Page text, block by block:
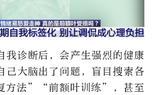
我诊断后，会产生强烈的健康
己大脑出了问题，盲目搜索各
方法”“前额叶训练”，甚至